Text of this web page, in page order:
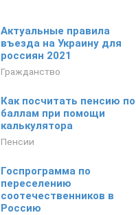
Актуальные правила
въезда на Украину для
россиян 2021
Гражданство
Как посчитать пенсию по
баллам при помощи
калькулятора
Пенсии
Госпрограмма по
переселению
соотечественников в
Россию